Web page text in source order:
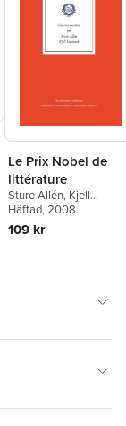
Le Prix Nobel de
littérature
Sture Allén, Kjell
Espmark
Häftad, 2008
109 kr